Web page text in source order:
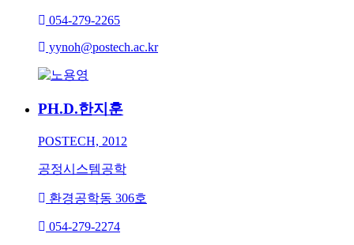
054-279-2265
yynoh@postech.ac.kr
PH.D.한지훈
POSTECH, 2012
공정시스템공학
환경공학동 306호
054-279-2274